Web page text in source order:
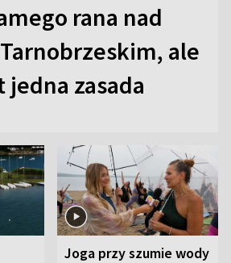
rana nad
ale
jedna zasada
Joga przy szumie wody